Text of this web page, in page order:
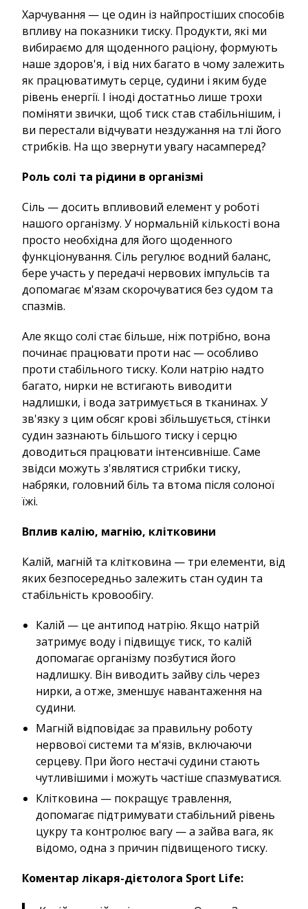
Харчування — це один із найпростіших способів
впливу на показники тиску. Продукти, які ми
вибираємо для щоденного раціону, формують
наше здоров'я, і ​​від них багато в чому залежить
як працюватимуть серце, судини і яким буде
рівень енергії. І іноді достатньо лише трохи
поміняти звички, щоб тиск став стабільнішим, і
ви перестали відчувати нездужання на тлі його
стрибків. На що звернути увагу насамперед?
Роль солі та рідини в організмі
Сіль — досить впливовий елемент у роботі
нашого організму. У нормальній кількості вона
просто необхідна для його щоденного
функціонування. Сіль регулює водний баланс,
бере участь у передачі нервових імпульсів та
допомагає м'язам скорочуватися без судом та
спазмів.
Але якщо солі стає більше, ніж потрібно, вона
починає працювати проти нас — особливо
проти стабільного тиску. Коли натрію надто
багато, нирки не встигають виводити
надлишки, і вода затримується в тканинах. У
зв'язку з цим обсяг крові збільшується, стінки
судин зазнають більшого тиску і серцю
доводиться працювати інтенсивніше. Саме
звідси можуть з'являтися стрибки тиску,
набряки, головний біль та втома після солоної
їжі.
Вплив калію, магнію, клітковини
Калій, магній та клітковина — три елементи, від
яких безпосередньо залежить стан судин та
стабільність кровообігу.
Калій — це антипод натрію. Якщо натрій
затримує воду і підвищує тиск, то калій
допомагає організму позбутися його
надлишку. Він виводить зайву сіль через
нирки, а отже, зменшує навантаження на
судини.
Магній відповідає за правильну роботу
нервової системи та м'язів, включаючи
серцеву. При його нестачі судини стають
чутливішими і можуть частіше спазмуватися.
Клітковина — покращує травлення,
допомагає підтримувати стабільний рівень
цукру та контролює вагу — а зайва вага, як
відомо, одна з причин підвищеного тиску.
Коментар лікаря-дієтолога Sport Life: